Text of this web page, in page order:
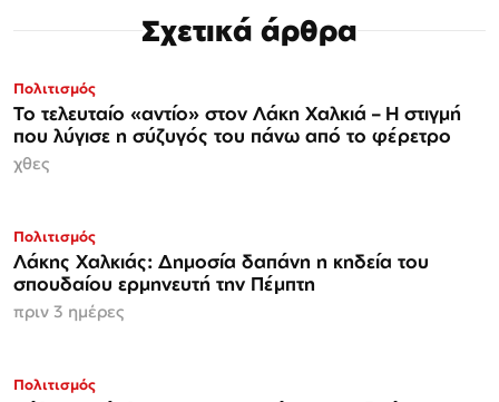
Σχετικά άρθρα
Πολιτισμός
Το τελευταίο «αντίο» στον Λάκη Χαλκιά – Η στιγμή
που λύγισε η σύζυγός του πάνω από το φέρετρο
χθες
Πολιτισμός
Λάκης Χαλκιάς: Δημοσία δαπάνη η κηδεία του
σπουδαίου ερμηνευτή την Πέμπτη
πριν 3 ημέρες
Πολιτισμός